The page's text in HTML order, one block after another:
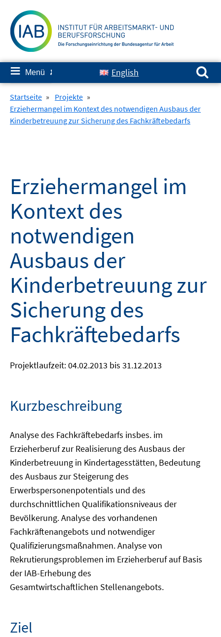
zum
Inhalt
≡ Menü ✘ English
Suchen nach:
Startseite » Projekte »
Erziehermangel im Kontext des notwendigen Ausbaus der
Kinderbetreuung zur Sicherung des Fachkräftebedarfs
Erziehermangel im
Kontext des
notwendigen
Ausbaus der
Kinderbetreuung zur
Sicherung des
Fachkräftebedarfs
Projektlaufzeit: 04.02.2013 bis 31.12.2013
Kurzbeschreibung
Analyse des Fachkräftebedarfs insbes. im
Erzieherberuf zur Realisierung des Ausbaus der
Kinderbetreuung in Kindertagesstätten, Bedeutung
des Ausbaus zur Steigerung des
Erwerbspersonenpotentials und des
durchschnittlichen Qualifikationsniveaus der
Bevölkerung. Analyse des vorhandenen
Fachkräftenangebots und notwendiger
Qualifizierungsmaßnahmen. Analyse von
Rekrutierungsproblemen im Erzieherberuf auf Basis
der IAB-Erhebung des
Gesamtwirtschaftlichen Stellenangebots.
Ziel